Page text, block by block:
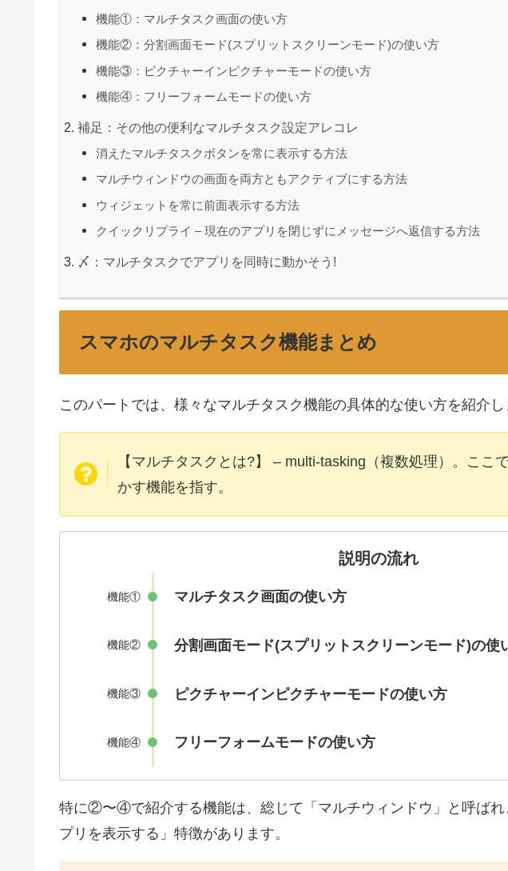
機能①：マルチタスク画面の使い方
機能②：分割画面モード(スプリットスクリーンモード)の使い方
機能③：ピクチャーインピクチャーモードの使い方
機能④：フリーフォームモードの使い方
補足：その他の便利なマルチタスク設定アレコレ
消えたマルチタスクボタンを常に表示する方法
マルチウィンドウの画面を両方ともアクティブにする方法
ウィジェットを常に前面表示する方法
クイックリプライ – 現在のアプリを閉じずにメッセージへ返信する方法
〆：マルチタスクでアプリを同時に動かそう!
スマホのマルチタスク機能まとめ
このパートでは、様々なマルチタスク機能の具体的な使い方を紹介し
【マルチタスクとは?】 – multi-tasking（複数処理）。ここ
かす機能を指す。
説明の流れ
機能① マルチタスク画面の使い方
機能② 分割画面モード(スプリットスクリーンモード)の使
機能③ ピクチャーインピクチャーモードの使い方
機能④ フリーフォームモードの使い方
特に②〜④で紹介する機能は、総じて「マルチウィンドウ」と呼ばれ
プリを表示する」特徴があります。